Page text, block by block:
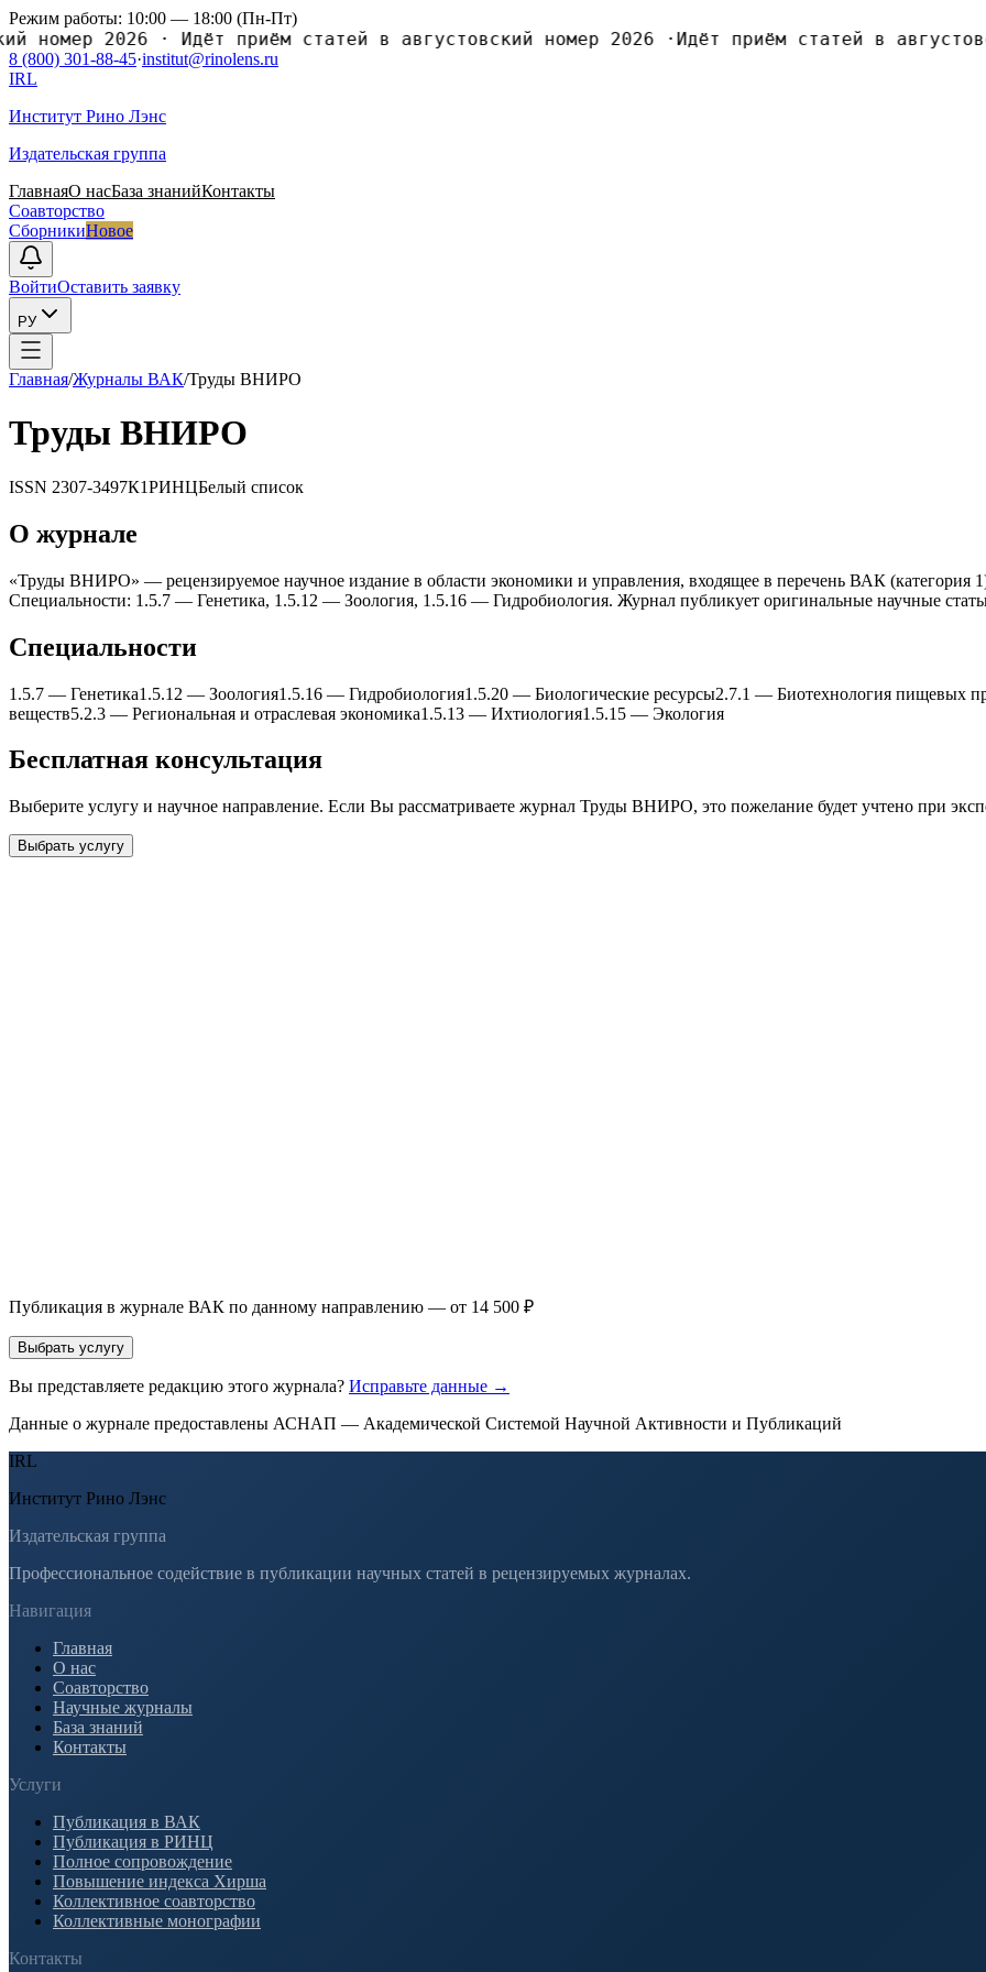
Режим работы: 10:00 — 18:00 (Пн-Пт)
номер 2026· Идёт приём статей в августовский номер 2026· Идёт приём статей в
8 (800) 301-88-45·institut@rinolens.ru
IRL
Институт Рино Лэнс
Издательская группа
ГлавнаяО насБаза знанийКонтакты
Соавторство
СборникиНовое
ВойтиОставить заявку
РУ
Главная/Журналы ВАК/Труды ВНИРО
Труды ВНИРО
ISSN 2307-3497К1РИНЦБелый список
О журнале
«Труды ВНИРО» — рецензируемое научное издание в области экономики и управления, входящее в перечень ВАК
Специальности: 1.5.7 — Генетика, 1.5.12 — Зоология, 1.5.16 — Гидробиология. Журнал публикует оригинальные научные
Специальности
1.5.7 — Генетика1.5.12 — Зоология1.5.16 — Гидробиология1.5.20 — Биологические ресурсы2.7.1 — Биотеxнология пищевыx
веществ5.2.3 — Региональная и отраслевая экономика1.5.13 — Иxтиология1.5.15 — Экология
Бесплатная консультация
Выберите услугу и научное направление. Если Вы рассматриваете журнал Труды ВНИРО, это пожелание будет учтено при
Выбрать услугу
Публикация в журнале ВАК по данному направлению — от 14 500 ₽
Выбрать услугу
Вы представляете редакцию этого журнала? Исправьте данные →
Данные о журнале предоставлены АСНАП — Академической Системой Научной Активности и Публикаций
IRL
Институт Рино Лэнс
Издательская группа
Профессиональное содействие в публикации научных статей в рецензируемых журналах.
Навигация
Главная
О нас
Соавторство
Научные журналы
База знаний
Контакты
Услуги
Публикация в ВАК
Публикация в РИНЦ
Полное сопровождение
Повышение индекса Хирша
Коллективное соавторство
Коллективные монографии
Контакты